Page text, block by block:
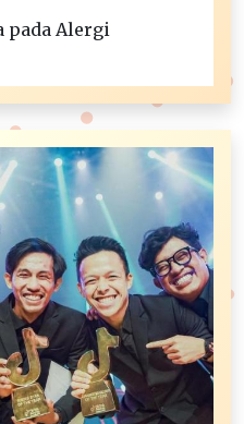
pada Alergi